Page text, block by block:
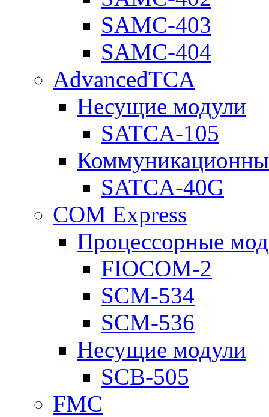
SAMC-403
SAMC-404
AdvancedTCA
Несущие модули
SATCA-105
SATCA-40G
COM Express
Процессорные
FIOCOM-2
SCM-534
SCM-536
Несущие модули
SCB-505
FMC